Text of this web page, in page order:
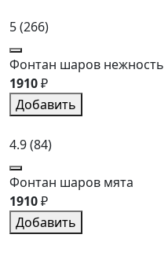
5(266)
Фонтан шаров нежность
1910₽
Добавить
4.9(84)
Фонтан шаров мята
1910₽
Добавить